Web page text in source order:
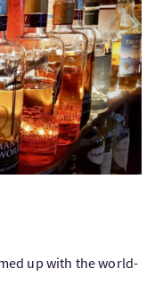
up with the world-